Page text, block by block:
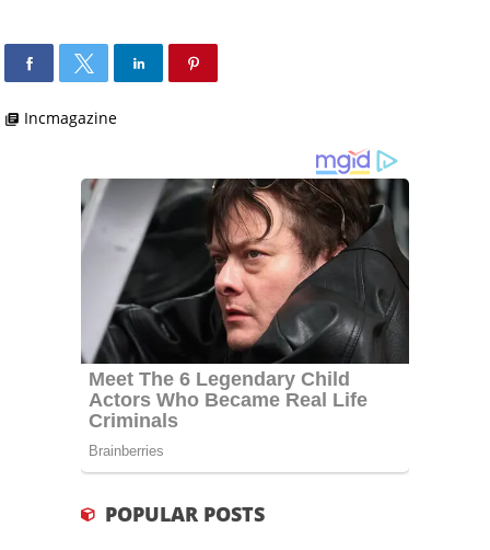
library_books Incmagazine
POPULAR POSTS